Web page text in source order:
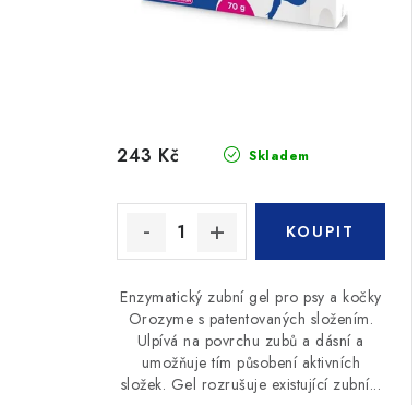
Skladem
243 Kč
Enzymatický zubní gel pro psy a kočky
Orozyme s patentovaných složením.
Ulpívá na povrchu zubů a dásní a
umožňuje tím působení aktivních
složek. Gel rozrušuje existující zubní...